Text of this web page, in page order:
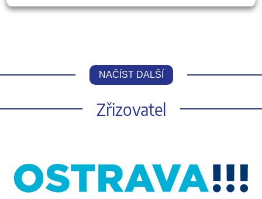
NAČÍST DALŠÍ
Zřizovatel